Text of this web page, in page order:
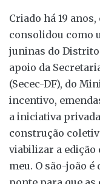
Criado há 19
consolidou como
juninas do Distrito
apoio da
(Secec-DF), do
incentivo,
a iniciativa
construção
viabilizar a edição
meu. O são-joão é